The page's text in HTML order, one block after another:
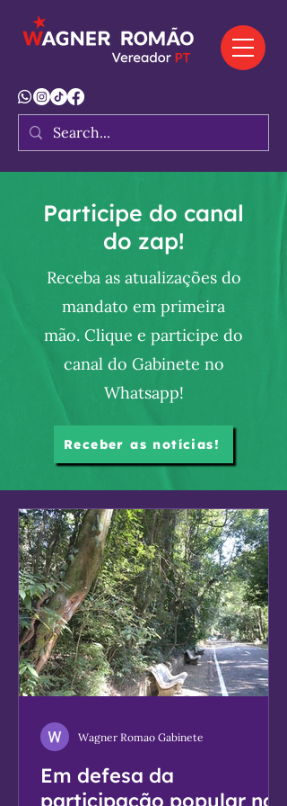
Participe do canal
do zap!
Receba as atualizações do
mandato em primeira
mão. Clique e participe do
canal do Gabinete no
Whatsapp!
Receber as notícias!
Em defesa da
participação popular na
Wagner Romao Gabinete